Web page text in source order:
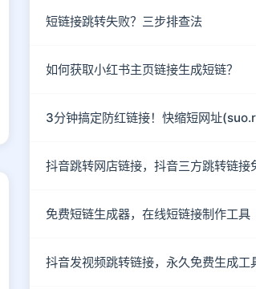
短链接跳转失败？三步排查法
如何获取小红书主页链接生成短链？
抖音跳转网店链接，抖音三方跳转链接
免费短链生成器，在线短链接制作工具
抖音发视频跳转链接，永久免费生成工